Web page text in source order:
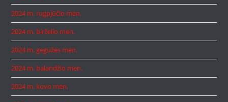
2024 m. rugpjūčio mėn.
2024 m. birželio mėn.
2024 m. gegužės mėn.
2024 m. balandžio mėn.
2024 m. kovo mėn.